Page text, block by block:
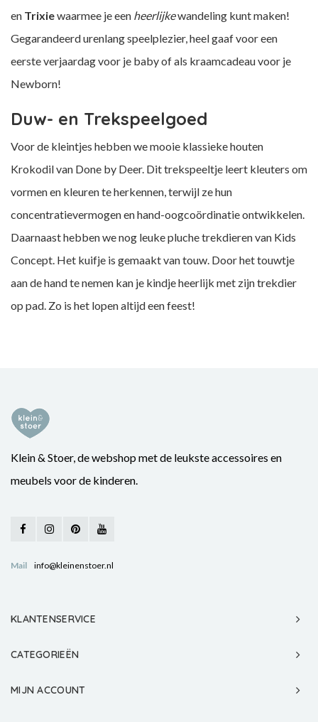
en Trixiewaarmee je een heerlijkewandeling kunt maken!
Gegarandeerd urenlang speelplezier, heel gaaf voor een
eerste verjaardag voor je baby of als kraamcadeau voor je
Newborn!
Duw- en Trekspeelgoed
Voor de kleintjes hebben we mooie klassieke houten
Krokodil van Done by Deer. Dit trekspeeltje leert kleuters om
vormen en kleuren te herkennen, terwijl ze hun
concentratievermogen en hand-oogcoördinatie ontwikkelen.
Daarnaast hebben we nog leuke pluche trekdieren van Kids
Concept. Het kuifje is gemaakt van touw. Door het touwtje
aan de hand te nemen kan je kindje heerlijk met zijn trekdier
op pad. Zo is het lopen altijd een feest!
Klein & Stoer, de webshop met de leukste accessoires en
meubels voor de kinderen.
Mail info@kleinenstoer.nl
KLANTENSERVICE
CATEGORIEËN
MIJN ACCOUNT